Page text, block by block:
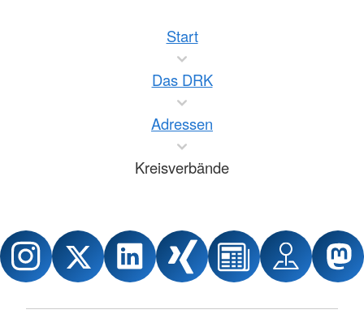
Start
Das DRK
Adressen
Kreisverbände